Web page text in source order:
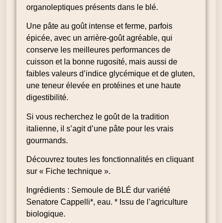
organoleptiques présents dans le blé.
Une pâte au goût intense et ferme, parfois
épicée, avec un arrière-goût agréable, qui
conserve les meilleures performances de
cuisson et la bonne rugosité, mais aussi de
faibles valeurs d’indice glycémique et de gluten,
une teneur élevée en protéines et une haute
digestibilité.
Si vous recherchez le goût de la tradition
italienne, il s’agit d’une pâte pour les vrais
gourmands.
Découvrez toutes les fonctionnalités en cliquant
sur « Fiche technique ».
Ingrédients : Semoule de BLÉ dur variété
Senatore Cappelli*, eau. * Issu de l’agriculture
biologique.